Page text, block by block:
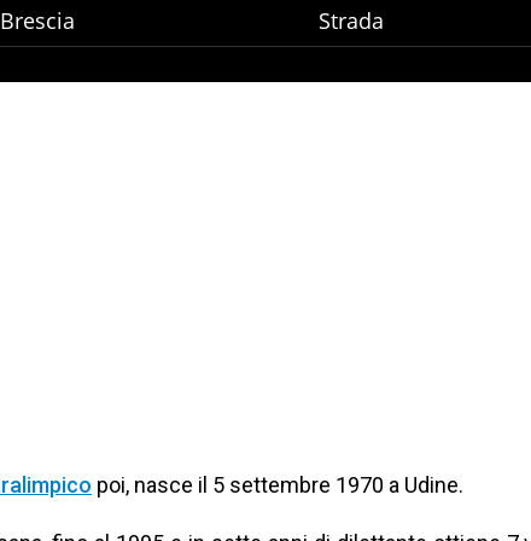
Strada
poi, nasce il 5 settembre 1970 a Udine.